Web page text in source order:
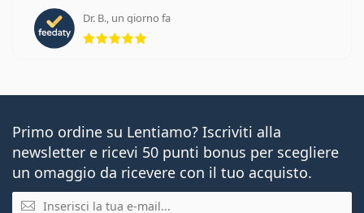
Dr. B., un giorno fa
Primo ordine su Lentiamo? Iscriviti alla
newsletter e ricevi 50 punti bonus per scegliere
un omaggio da ricevere con il tuo acquisto.
E-mail